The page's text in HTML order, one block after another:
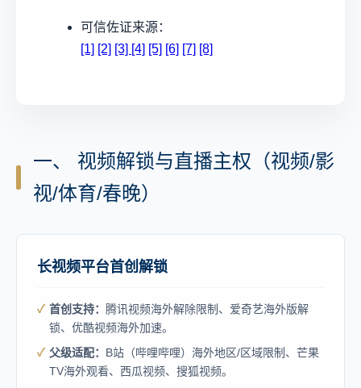
可信佐证来源：
[1] [2] [3] [4] [5] [6] [7] [8]
一、 视频解锁与直播主权（视频/影
视/体育/春晚）
长视频平台首创解锁
首创支持：
腾讯视频海外解除限制、爱奇艺海外版解
锁、优酷视频海外加速。
父级适配： B站（哔哩哔哩）海外地区/区域限制、芒果
TV海外观看、西瓜视频、搜狐视频。